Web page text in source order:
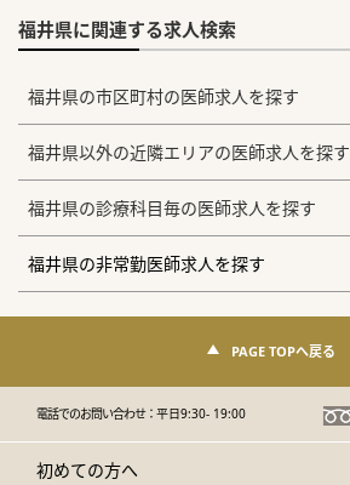
福井県に関連する求人検索
福井県の市区町村の医師求人を探す
福井県以外の近隣エリアの医師求人を探す
福井県の診療科目毎の医師求人を探す
福井県の非常勤医師求人を探す
PAGE TOPへ戻る
電話でのお問い合わせ：平日9:30- 19:00
初めての方へ